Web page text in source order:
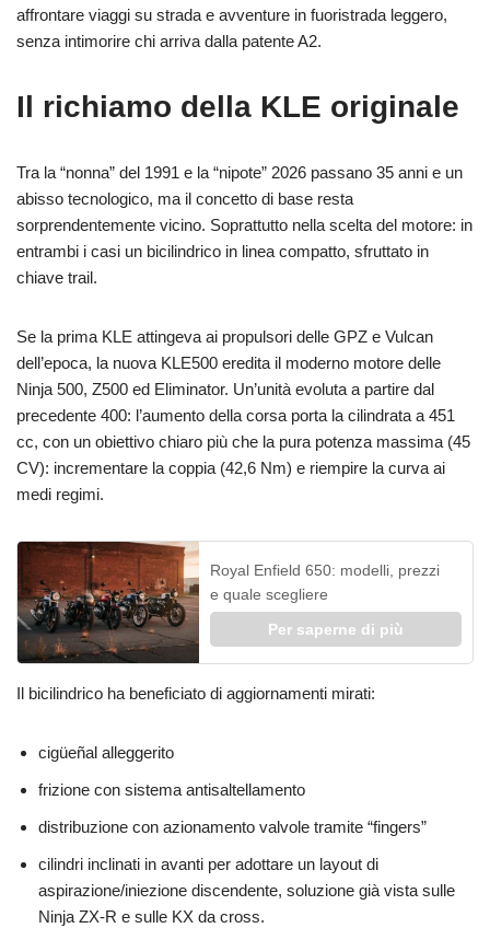
affrontare viaggi su strada e avventure in fuoristrada leggero,
senza intimorire chi arriva dalla patente A2.
Il richiamo della KLE originale
Tra la “nonna” del 1991 e la “nipote” 2026 passano 35 anni e un
abisso tecnologico, ma il concetto di base resta
sorprendentemente vicino. Soprattutto nella scelta del motore: in
entrambi i casi un bicilindrico in linea compatto, sfruttato in
chiave trail.
Se la prima KLE attingeva ai propulsori delle GPZ e Vulcan
dell’epoca, la nuova KLE500 eredita il moderno motore delle
Ninja 500, Z500 ed Eliminator. Un’unità evoluta a partire dal
precedente 400: l’aumento della corsa porta la cilindrata a 451
cc, con un obiettivo chiaro più che la pura potenza massima (45
CV): incrementare la coppia (42,6 Nm) e riempire la curva ai
medi regimi.
Royal Enfield 650: modelli, prezzi
e quale scegliere
Per saperne di più
Il bicilindrico ha beneficiato di aggiornamenti mirati:
cigüeñal alleggerito
frizione con sistema antisaltellamento
distribuzione con azionamento valvole tramite “fingers”
cilindri inclinati in avanti per adottare un layout di
aspirazione/iniezione discendente, soluzione già vista sulle
Ninja ZX-R e sulle KX da cross.